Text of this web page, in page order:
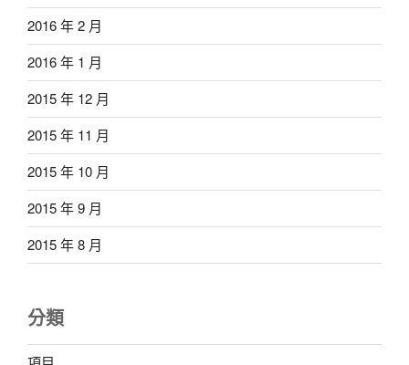
2016 年 2 月
2016 年 1 月
2015 年 12 月
2015 年 11 月
2015 年 10 月
2015 年 9 月
2015 年 8 月
分類